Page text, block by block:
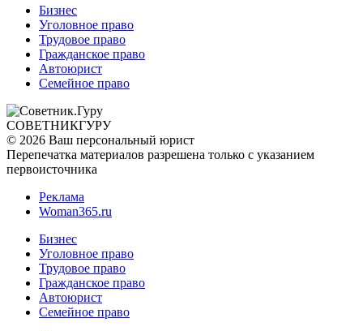
Бизнес
Уголовное право
Трудовое право
Гражданское право
Автоюрист
Семейное право
СОВЕТНИКГУРУ
© 2026 Ваш персональный юрист
Перепечатка материалов разрешена только с указанием
первоисточника
Реклама
Woman365.ru
Бизнес
Уголовное право
Трудовое право
Гражданское право
Автоюрист
Семейное право